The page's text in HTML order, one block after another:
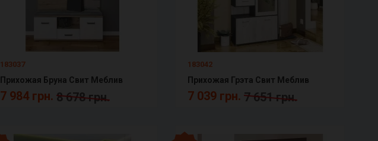
183037
Прихожая Бруна Свит Меблив
7 984 грн. 8 678 грн.
183042
Прихожая Грэта Свит Меблив
7 039 грн. 7 651 грн.